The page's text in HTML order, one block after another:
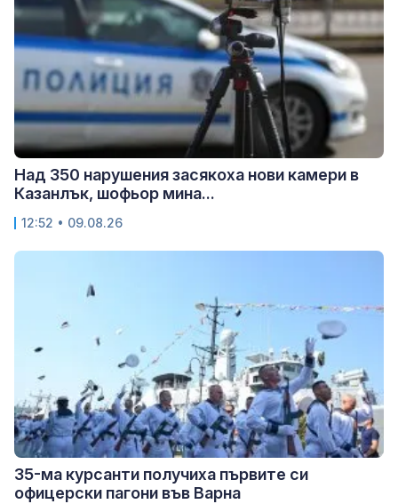
Над 350 нарушения засякоха нови камери в
Казанлък, шофьор мина...
12:52 • 09.08.26
35-ма курсанти получиха първите си
офицерски пагони във Варна